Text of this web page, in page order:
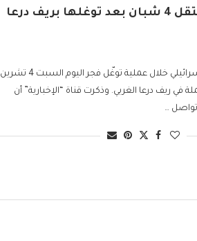
درعا
اعتقلت قوات الاحتلال الإسرائيلي خلال عملية توغّل فجر اليوم السبت 4 تشرين
جملة في ريف درعا الغربي. وذكرت قناة “الإخبارية” أن
تواصل …